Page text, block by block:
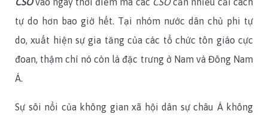
tự do hơn bao giờ hết. Tại nhóm nước dân chủ phi tự
do, xuất hiện sự gia tăng của các tổ chức tôn giáo cực
đoan, thậm chí nó còn là đặc trưng ở Nam và Đông Nam
Á.
Sự sôi nổi của không gian xã hội dân sự châu Á không